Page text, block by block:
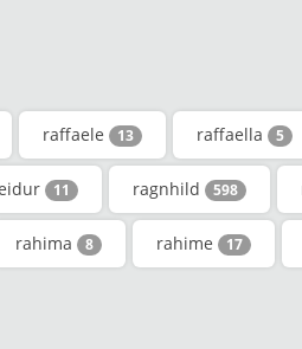
raffaele 13 raffaella 5
11 ragnhild 598
rahima 8 rahime 17